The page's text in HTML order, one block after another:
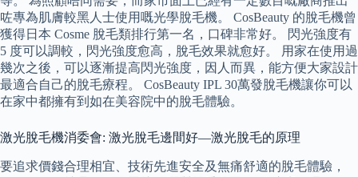
咗專為肌膚較黑人士使用嘅光學脫毛機。 CosBeauty 的脫毛機曾
獲得日本 Cosme 脫毛類排行第一名，口碑非常好。 閃光強度有
5 度可以調較，閃光強度愈高，脫毛效果就愈好。 用家在使用過
幾次之後，可以逐漸提高閃光強度，因人而異，能方便大家設計
最適合自己的脫毛療程。 CosBeauty IPL 30萬發脫毛機讓你可以
在家中都擁有到如在美容院中的脫毛體驗。
激光脫毛機消委會: 激光脫毛邊間好—激光脫毛的原理
要追求價錢合理相宜、技術先進安全及無痛舒適的脫毛體驗，